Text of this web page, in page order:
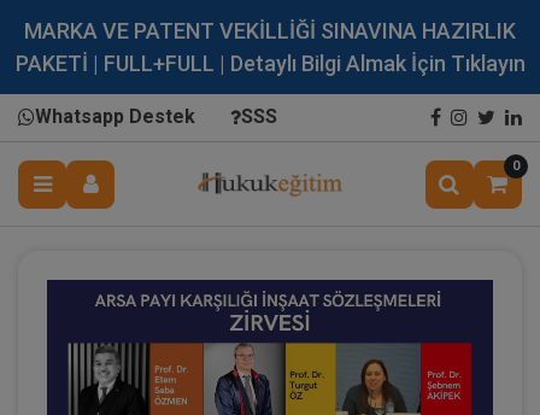
MARKA VE PATENT VEKİLLİĞİ SINAVINA HAZIRLIK
PAKETİ | FULL+FULL | Detaylı Bilgi Almak İçin Tıklayın
Whatsapp Destek SSS
0